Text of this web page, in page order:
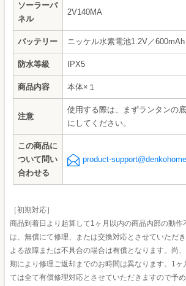
ソーラーパ
ネル
2V140MA
バッテリー ニッケル水素電池1.2V／600mAh
防水等級 IPX5
商品内容 本体×１
注意
使用する際は、まずランタンの
にしてください。
この商品に
ついて問い
合わせる
product-
［初期対応］
商品到着日より起算して1ヶ月以内の商品内部の動作
は、無償にて修理、または交換対応とさせていただ
よる故障または不具合の場合は有償となります。尚
期により修理ご返却までのお時間は異なります。1ヶ
ては全て有償修理対応とさせていただきますので予め